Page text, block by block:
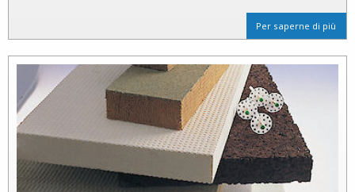
Per saperne di più